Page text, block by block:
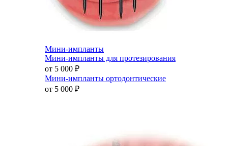
Мини-импланты
Мини-импланты для протезирования
от 5 000 ₽
Мини-импланты ортодонтические
от 5 000 ₽